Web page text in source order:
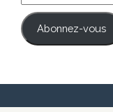
e-
mail
Abonnez-vous